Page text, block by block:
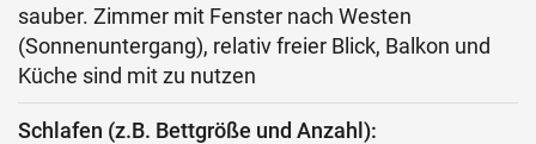
sauber. Zimmer mit Fenster nach Westen
(Sonnenuntergang), relativ freier Blick, Balkon und
Küche sind mit zu nutzen
Schlafen (z.B. Bettgröße und Anzahl):